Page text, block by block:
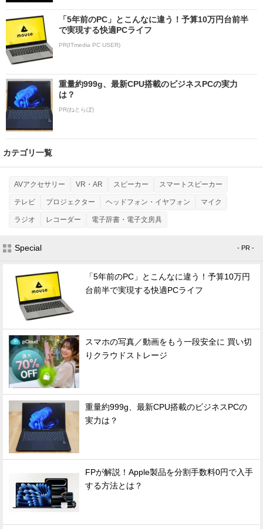
「5年前のPC」とこんなに違う！予算10万円台前半
で実現する快適PCライフ
PR(ITmedia PC USER)
重量約999g、最新CPU搭載のビジネスPCの実力
は？
PR(ねとらぼ)
カテゴリ一覧
AVアクセサリー VR・AR スピーカー スマートスピーカー
テレビ プロジェクター ヘッドフォン・イヤフォン マイク
ラジオ レコーダー 電子辞書・電子文房具
Special - PR -
「5年前のPC」とこんなに違う！予算10万円
台前半で実現する快適PCライフ
スマホの写真／動画をもう一段安全に 買い切
りクラウドストレージ
重量約999g、最新CPU搭載のビジネスPCの
実力は？
FPが解説！Apple製品を分割手数料0円で入手
する方法とは？